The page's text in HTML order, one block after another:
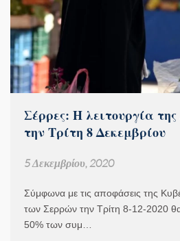
Σέρρες: Η λειτουργία
την Τρίτη 8 Δεκεμβρίου
5 Δεκεμβρίου, 2020
Σύμφωνα με τις αποφάσεις της
των Σερρών την Τρίτη 8-12-2020 θα
50% των συμ…